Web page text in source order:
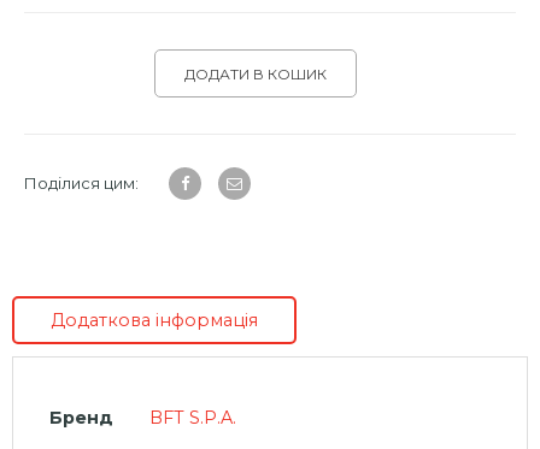
ДОДАТИ В КОШИК
Поділися цим:
Додаткова інформація
Бренд BFT S.P.A.